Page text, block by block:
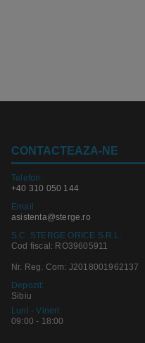
CONTACTEAZA-NE
Telefon:
+40 310 050 144
Email
asistenta@sterge.ro
S.C. STERGE ORICE S.R.L.
Cod fiscal: RO39605911
Nr. Reg. Com: J2018001962137
Depozit:
Sibiu
Luni - Vineri:
09:00 - 18:00